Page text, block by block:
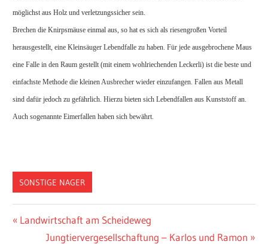
möglichst aus Holz und verletzungssicher sein.
Brechen die Knirpsmäuse einmal aus, so hat es sich als riesengroßen Vorteil
herausgestellt, eine Kleinsäuger Lebendfalle zu haben. Für jede ausgebrochene Maus
eine Falle in den Raum gestellt (mit einem wohlriechenden Leckerli) ist die beste und
einfachste Methode die kleinen Ausbrecher wieder einzufangen. Fallen aus Metall
sind dafür jedoch zu gefährlich. Hierzu bieten sich Lebendfallen aus Kunststoff an.
Auch sogenannte Eimerfallen haben sich bewährt.
SONSTIGE NAGER
Vorheriger
Beitrag:
Landwirtschaft am Scheideweg
Nächster
Jungtiervergesellschaftung – Karlos und Ramon